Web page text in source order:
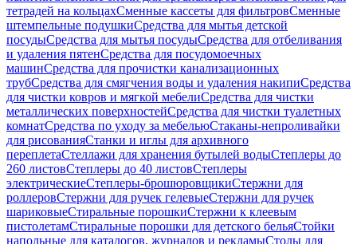
тетрадей на кольцахСменные кассеты для фильтровСменные
штемпельные подушкиСредства для мытья детской
посудыСредства для мытья посудыСредства для отбеливания
и удаления пятенСредства для посудомоечных
машинСредства для прочистки канализационных
трубСредства для смягчения воды и удаления накипиСредства
для чистки ковров и мягкой мебелиСредства для чистки
металлических поверхностейСредства для чистки туалетных
комнатСредства по уходу за мебельюСтаканы-непроливайки
для рисованияСтанки и иглы для архивного
переплетаСтеллажи для хранения бутылей водыСтеплеры до
260 листовСтеплеры до 40 листовСтеплеры
электрическиеСтеплеры-брошюровщикиСтержни для
роллеровСтержни для ручек гелевыеСтержни для ручек
шариковыеСтиральные порошкиСтержни к клеевым
пистолетамСтиральные порошки для детского бельяСтойки
напольные для каталогов, журналов и рекламыСтолы для